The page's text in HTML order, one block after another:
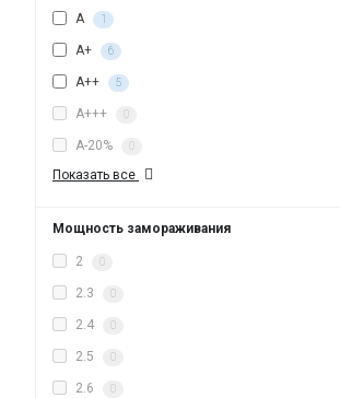
A 1
A+ 6
A++ 5
A+++ 0
A-20% 0
Показать все
Мощность замораживания
2 0
2.3 0
2.4 0
2.5 0
2.6 0